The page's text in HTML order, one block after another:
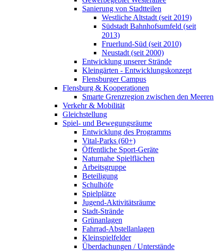
Sanierung von Stadtteilen
Westliche Altstadt (seit 2019)
Südstadt Bahnhofsumfeld (seit
2013)
Fruerlund-Süd (seit 2010)
Neustadt (seit 2000)
Entwicklung unserer Strände
Kleingärten - Entwicklungskonzept
Flensburger Campus
Flensburg & Kooperationen
Smarte Grenzregion zwischen den Meeren
Verkehr & Mobilität
Gleichstellung
Spiel- und Bewegungsräume
Entwicklung des Programms
Vital-Parks (60+)
Öffentliche Sport-Geräte
Naturnahe Spielflächen
Arbeitsgruppe
Beteiligung
Schulhöfe
Spielplätze
Jugend-Aktivitätsräume
Stadt-Strände
Grünanlagen
Fahrrad-Abstellanlagen
Kleinspielfelder
Überdachungen / Unterstände